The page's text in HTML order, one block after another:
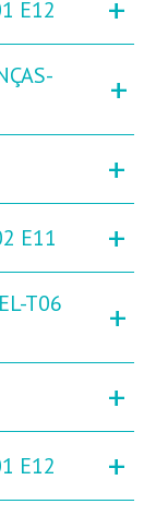
E12 +
+
+
E11 +
T06
+
+
E12 +